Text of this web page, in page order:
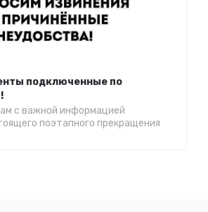
подключенные по
с важной информацией
поэтапного прекращения